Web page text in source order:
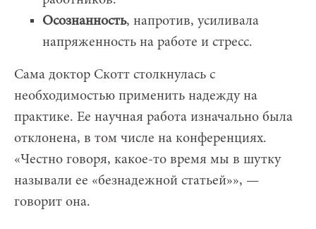
Осознанность, напротив, усиливала
напряженность на работе и стресс.
Сама доктор Скотт столкнулась с
необходимостью применить надежду на
практике. Ее научная работа изначально была
отклонена, в том числе на конференциях.
«Честно говоря, какое-то время мы в шутку
называли ее «безнадежной статьей»», —
говорит она.